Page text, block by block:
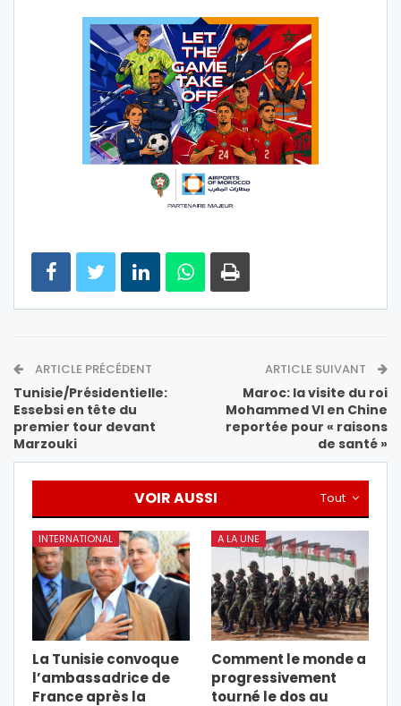
ARTICLE PRÉCÉDENT
Tunisie/Présidentielle:
Essebsi en tête du
premier tour devant
Marzouki
ARTICLE SUIVANT
Maroc: la visite du roi
Mohammed VI en Chine
reportée pour « raisons
de santé »
Tout
VOIR AUSSI
INTERNATIONAL
La Tunisie convoque
l’ambassadrice de
France après la
A LA UNE
Comment le monde a
progressivement
tourné le dos au